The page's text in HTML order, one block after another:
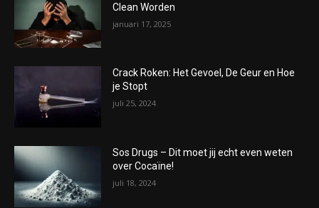
Clean Worden
januari 17, 2025
Crack Roken: Het Gevoel, De Geur en Hoe
je Stopt
juli 25, 2024
Sos Drugs – Dit moet jij echt even weten
over Cocaïne!
juli 18, 2024